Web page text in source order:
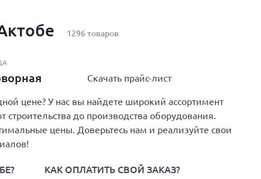
1296 товаров
Скачать прайс-лист
цене? У нас вы найдете широкий ассортимент
до производства оборудования.
цены. Доверьтесь нам и реализуйте свои
КАК ОПЛАТИТЬ СВОЙ ЗАКАЗ?